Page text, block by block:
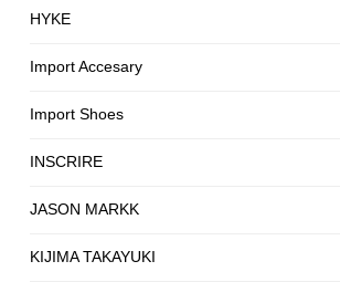
HYKE
Import Accesary
Import Shoes
INSCRIRE
JASON MARKK
KIJIMA TAKAYUKI